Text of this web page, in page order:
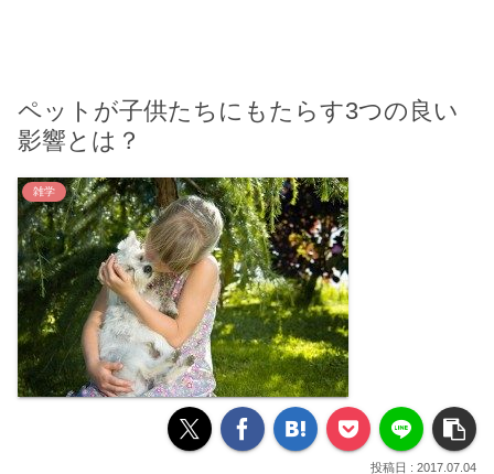
ペットが子供たちにもたらす3つの良い
影響とは？
雑学
2017.07.04